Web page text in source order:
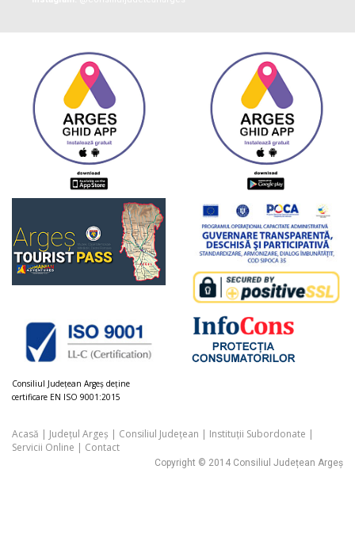
Consiliul Judeţean Argeș deţine
certificare EN ISO 9001:2015
Acasă | Județul Argeș | Consiliul Județean | Instituții Subordonate |
Servicii Online | Contact
Copyright © 2014 Consiliul Județean Argeș